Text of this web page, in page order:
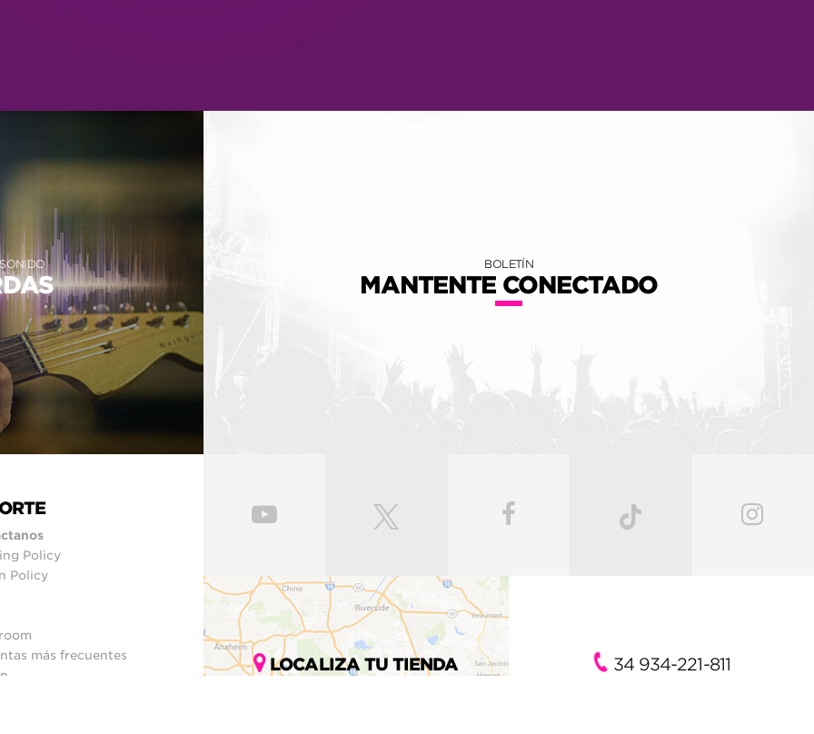
BOLETÍN
MANTENTE CONECTADO
Policy
Policy
más frecuentes
LOCALIZA TU TIENDA 34 934-221-811